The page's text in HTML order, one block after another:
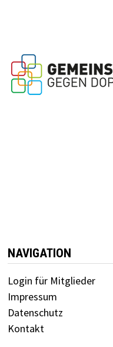
NAVIGATION
Login für Mitglieder
Impressum
Datenschutz
Kontakt